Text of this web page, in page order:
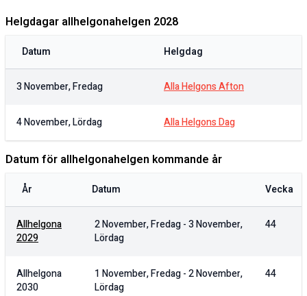
Helgdagar allhelgonahelgen 2028
Datum Helgdag
3 November, Fredag Alla Helgons Afton
4 November, Lördag Alla Helgons Dag
Datum för allhelgonahelgen kommande år
År Datum Vecka
Allhelgona
2029
2 November, Fredag-3 November,
Lördag
44
Allhelgona
2030
1 November, Fredag-2 November,
Lördag
44